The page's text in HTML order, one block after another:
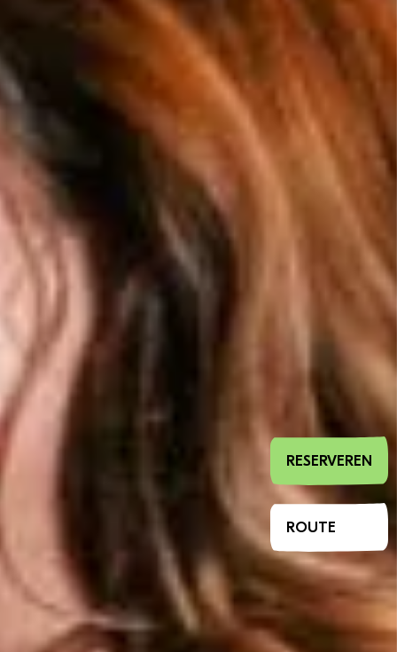
RESERVEREN
ROUTE